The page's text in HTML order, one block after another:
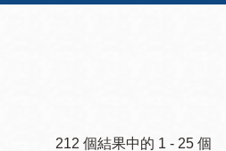
212 個結果中的 1 - 25 個